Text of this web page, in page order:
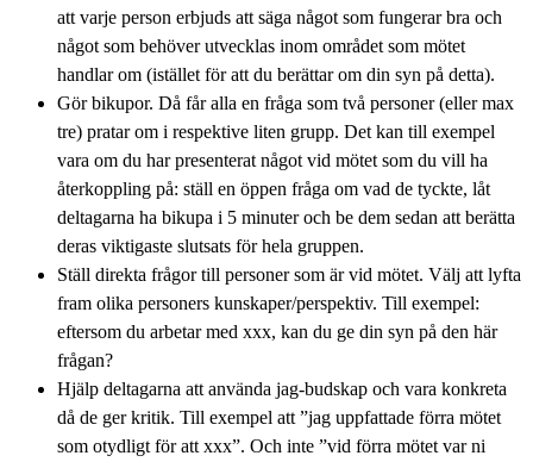
att varje person erbjuds att säga något som fungerar bra och
något som behöver utvecklas inom området som mötet
handlar om (istället för att du berättar om din syn på detta).
Gör bikupor. Då får alla en fråga som två personer (eller max
tre) pratar om i respektive liten grupp. Det kan till exempel
vara om du har presenterat något vid mötet som du vill ha
återkoppling på: ställ en öppen fråga om vad de tyckte, låt
deltagarna ha bikupa i 5 minuter och be dem sedan att berätta
deras viktigaste slutsats för hela gruppen.
Ställ direkta frågor till personer som är vid mötet. Välj att lyfta
fram olika personers kunskaper/perspektiv. Till exempel:
eftersom du arbetar med xxx, kan du ge din syn på den här
frågan?
Hjälp deltagarna att använda jag-budskap och vara konkreta
då de ger kritik. Till exempel att ”jag uppfattade förra mötet
som otydligt för att xxx”. Och inte ”vid förra mötet var ni